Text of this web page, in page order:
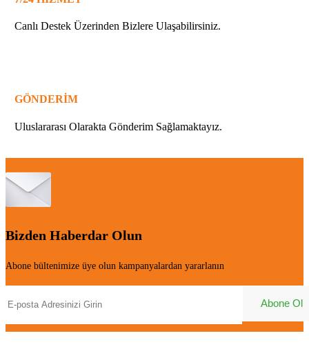
Canlı Destek Üzerinden Bizlere Ulaşabilirsiniz.
GÖNDERİM
Uluslararası Olarakta Gönderim Sağlamaktayız.
Bizden Haberdar Olun
Abone bültenimize üye olun kampanyalardan yararlanın